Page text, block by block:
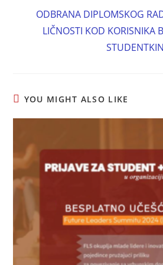
ODBRANA DIPLOMSKOG
LIČNOSTI KOD KORISNIKA
YOU MIGHT ALSO LIKE